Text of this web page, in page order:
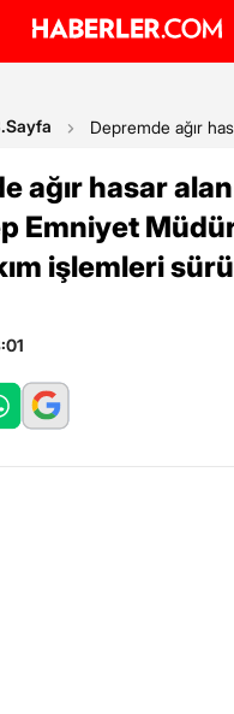
Depremde ağır
ağır hasar alan
Emniyet
işlemleri